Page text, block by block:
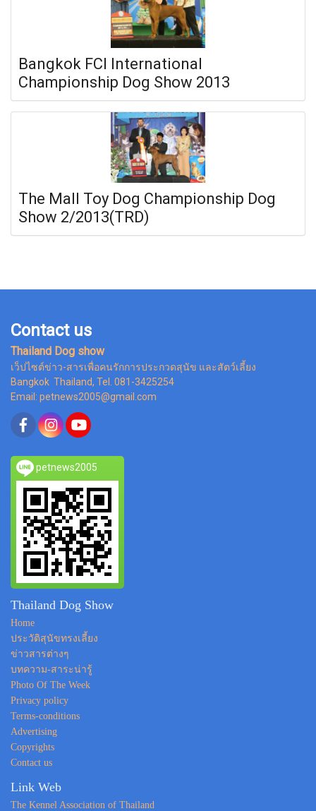
Bangkok FCI International
Championship Dog Show 2013
The Mall Toy Dog Championship Dog
Show 2/2013(TRD)
Contact us
Thailand Dog show
เว็ปไซต์ข่าว-สารเพื่อคนรักการประกวดสุนัข และสัตว์เลี้ยง
Bangkok Thailand, Tel. 081-3425254
Email: petnews2005@gmail.com
petnews2005
Thailand Dog Show
Home
ประวัติสุนัขทรงเลี้ยง
ข่าวสารต่างๆ
บทความ-สาระน่ารู้
Photo Of The Week
Privacy policy
Terms-conditions
Advertising
Copyrights
Contact us
Link Web
The Kennel Association of Thailand